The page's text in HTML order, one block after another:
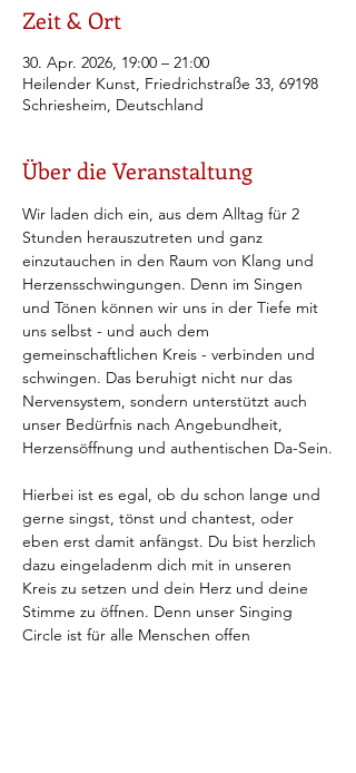
Zeit & Ort
30. Apr. 2026, 19:00 – 21:00
Heilender Kunst, Friedrichstraße 33, 69198
Schriesheim, Deutschland
Über die Veranstaltung
Wir laden dich ein, aus dem Alltag für 2
Stunden herauszutreten und ganz
einzutauchen in den Raum von Klang und
Herzensschwingungen. Denn im Singen
und Tönen können wir uns in der Tiefe mit
uns selbst - und auch dem
gemeinschaftlichen Kreis - verbinden und
schwingen. Das beruhigt nicht nur das
Nervensystem, sondern unterstützt auch
unser Bedürfnis nach Angebundheit,
Herzensöffnung und authentischen Da-Sein.
Hierbei ist es egal, ob du schon lange und
gerne singst, tönst und chantest, oder
eben erst damit anfängst. Du bist herzlich
dazu eingeladenm dich mit in unseren
Kreis zu setzen und dein Herz und deine
Stimme zu öffnen. Denn unser Singing
Circle ist für alle Menschen offen